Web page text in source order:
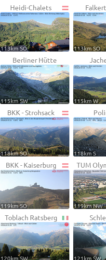
Heidi-Chalets
113km SO 113km SO
Berliner Hütte
115km SW 115km W
BKK - Strohsack
118km SO 118km S
BKK - Kaiserburg
119km SO
TUM
119km NW
Toblach Ratsberg
120km SW 121km SW